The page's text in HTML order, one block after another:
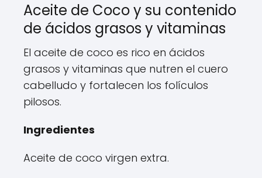
Aceite de Coco y su contenido
de ácidos grasos y vitaminas
El aceite de coco es rico en ácidos
grasos y vitaminas que nutren el cuero
cabelludo y fortalecen los folículos
pilosos.
Ingredientes
Aceite de coco virgen extra.